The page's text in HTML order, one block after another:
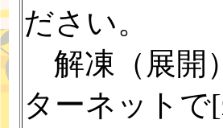
ださい。
解凍（展開
ターネットで